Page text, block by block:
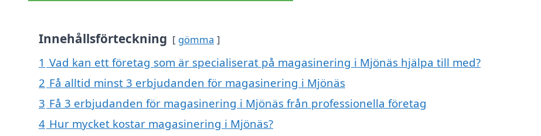
Innehållsförteckning gömma
1 Vad kan ett företag som är specialiserat på magasinering i Mjönäs hjälpa till med?
2 Få alltid minst 3 erbjudanden för magasinering i Mjönäs
3 Få 3 erbjudanden för magasinering i Mjönäs från professionella företag
4 Hur mycket kostar magasinering i Mjönäs?